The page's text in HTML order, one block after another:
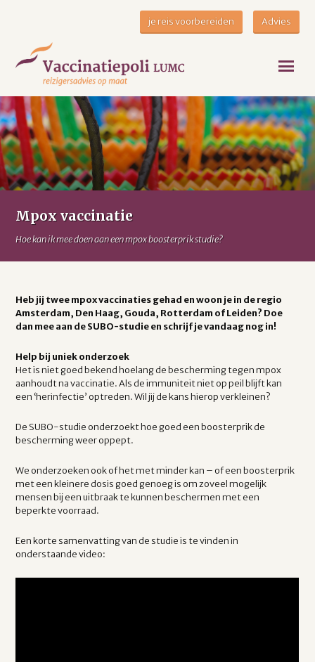
je reis voorbereiden Advies
Mpox vaccinatie
Hoe kan ik mee doen aan een mpox boosterprik studie?
Heb jij twee mpox vaccinaties gehad en woon je in de regio
Amsterdam, Den Haag, Gouda, Rotterdam of Leiden? Doe
dan mee aan de SUBO-studie en schrijf je vandaag nog in!
Help bij uniek onderzoek
Het is niet goed bekend hoelang de bescherming tegen mpox
aanhoudt na vaccinatie. Als de immuniteit niet op peil blijft kan
een ‘herinfectie’ optreden. Wil jij de kans hierop verkleinen?
De SUBO-studie onderzoekt hoe goed een boosterprik de
bescherming weer oppept.
We onderzoeken ook of het met minder kan – of een boosterprik
met een kleinere dosis goed genoeg is om zoveel mogelijk
mensen bij een uitbraak te kunnen beschermen met een
beperkte voorraad.
Een korte samenvatting van de studie is te vinden in
onderstaande video: